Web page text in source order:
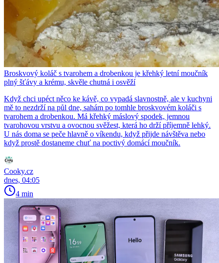
Broskvový koláč s tvarohem a drobenkou je křehký letní moučník
plný šťávy a krému, skvěle chutná i osvěží
Když chci upéct něco ke kávě, co vypadá slavnostně, ale v kuchyni
mě to nezdrží na půl dne, sahám po tomhle broskvovém koláči s
tvarohem a drobenkou. Má křehký máslový spodek, jemnou
tvarohovou vrstvu a ovocnou svěžest, která ho drží příjemně lehký.
U nás doma se peče hlavně o víkendu, když přijde návštěva nebo
když prostě dostaneme chuť na poctivý domácí moučník.
Cooky.cz
dnes, 04:05
4 min